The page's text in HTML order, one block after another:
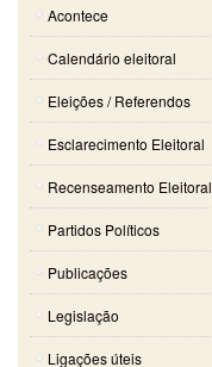
Acontece
Calendário eleitoral
Eleições / Referendos
Esclarecimento Eleitoral
Recenseamento Eleitoral
Partidos Políticos
Publicações
Legislação
Ligações úteis